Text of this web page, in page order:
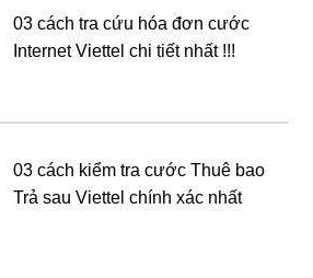
03 cách tra cứu hóa đơn cước
Internet Viettel chi tiết nhất !!!
03 cách kiểm tra cước Thuê bao
Trả sau Viettel chính xác nhất